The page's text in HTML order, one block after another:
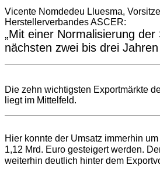
Vicente Nomdedeu Lluesma,
Herstellerverbandes ASCER:
„Mit einer Normalisierung
nächsten zwei bis drei
Die zehn wichtigsten Exportmärkte
liegt im Mittelfeld.
Hier konnte der Umsatz immerhin
1,12 Mrd. Euro gesteigert werden.
weiterhin deutlich hinter dem